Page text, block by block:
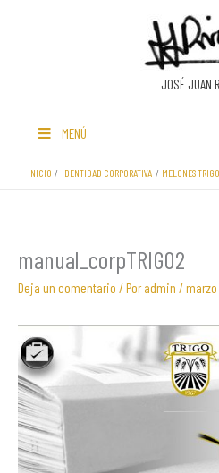
JOSÉ JUAN
MENÚ
INICIO IDENTIDAD CORPORATIVA MELONES
manual_corpTRIGO2
Deja un comentario / Poradmin /marzo